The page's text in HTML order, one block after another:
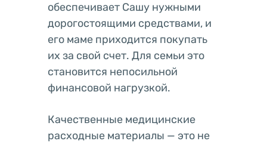
обеспечивает Сашу нужными
дорогостоящими средствами, и
его маме приходится покупать
их за свой счет. Для семьи это
становится непосильной
финансовой нагрузкой.
Качественные медицинские
расходные материалы — это не